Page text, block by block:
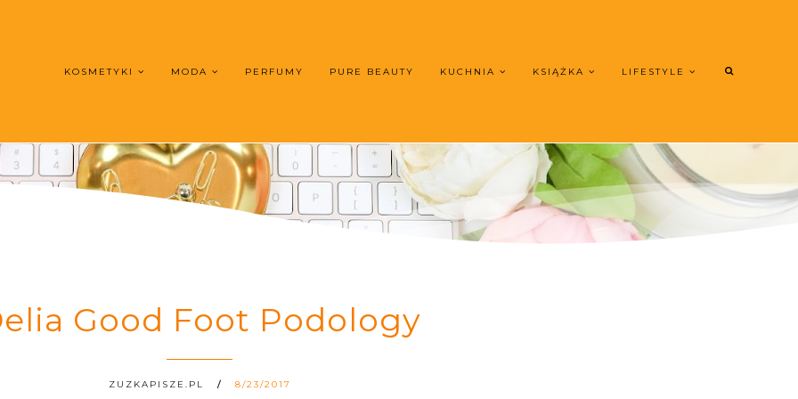
KOSMETYKI MODA PERFUMY PURE BEAUTY KUCHNIA KSIĄŻKA LIFESTYLE
Good Foot Podology
ZUZKAPISZE.PL 8/23/2017